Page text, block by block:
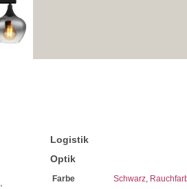
,
Logistik
Optik
Farbe Schwarz,